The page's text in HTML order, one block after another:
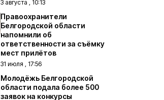
3 августа , 10:13
Правоохранители
Белгородской области
напомнили об
ответственности за съёмку
мест прилётов
31 июля , 17:56
Молодёжь Белгородской
области подала более 500
заявок на конкурсы